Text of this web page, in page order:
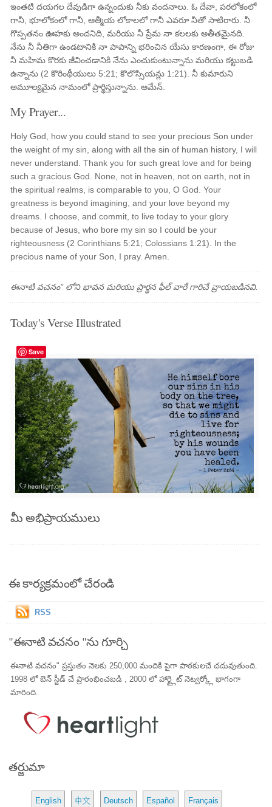
ఇంతటి దయగల దేవుడిగా ఉన్నందుకు నీకు వందనాలు. ఓ దేవా, పరలోకంలో
గానీ, భూలోకంలో గానీ, ఆత్మీయ లోకాలలో గానీ ఎవరూ నీతో సాటిరారు. నీ
గొప్పతనం ఊహకు అందనిది, మరియు నీ ప్రేమ నా కలలకు అతీతమైనది.
నేను నీ నీతిగా ఉండటానికి నా పాపాన్ని భరించిన యేసు కారణంగా, ఈ రోజు
నీ మహిమ కొరకు జీవించడానికి నేను ఎంచుకుంటున్నాను మరియు కట్టుబడి
ఉన్నాను (2 కొరింథీయులు 5:21; కొలొస్సియన్లు 1:21). నీ కుమారుని
అమూల్యమైన నామంలో ప్రార్థిస్తున్నాను. ఆమేన్.
My Prayer...
Holy God, how you could stand to see your precious Son under
the weight of my sin, along with all the sin of human history, I will
never understand. Thank you for such great love and for being
such a gracious God. None, not in heaven, not on earth, not in
the spiritual realms, is comparable to you, O God. Your
greatness is beyond imagining, and your love beyond my
dreams. I choose, and commit, to live today to your glory
because of Jesus, who bore my sin so I could be your
righteousness (2 Corinthians 5:21; Colossians 1:21). In the
precious name of your Son, I pray. Amen.
ఈనాటి వచనం" లోని భావన మరియు ప్రార్థన ఫీల్ వారే గారిచే వ్రాయబడినవి.
Today's Verse Illustrated
Save
మీ అభిప్రాయములు
ఈ కార్యక్రమంలో చేరండి
RSS
"ఈనాటి వచనం "ను గూర్చి
ఈనాటి వచనం" ప్రస్తుతం నెలకు 250,000 మందికి పైగా పాఠకులచే చదువుతుంది.
1998 లో బెన్ స్టీడ్ చే ప్రారంభించబడి , 2000 లో హార్ట్లైట్ నెట్వర్క్లో భాగంగా
మారింది.
తర్జుమా
English 中文 Deutsch Español Français